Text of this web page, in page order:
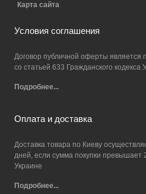
Карта сайта
Условия соглашения
Договор публичной оферты является
со статьей 633 Гражданского кодекса
Подробнее...
Оплата и доставка
Доставка товара по Киеву
дней, если сумма покупки превышает
Украине
Подробнее...